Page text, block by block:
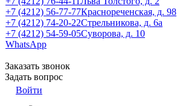
+7 (4212) 56-77-77Краснореченская, д. 98
+7 (4212) 74-20-22Стрельникова, д. 6а
+7 (4212) 54-59-05Суворова, д. 10
WhatsApp
Заказать звонок
Задать вопрос
Войти